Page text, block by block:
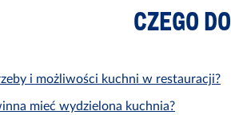
CZEGO
i możliwości kuchni w restauracji?
mieć wydzielona kuchnia?